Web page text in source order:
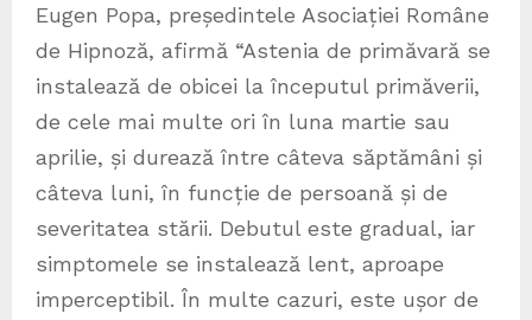
Eugen Popa, președintele Asociației Române
de Hipnoză, afirmă “Astenia de primăvară se
instalează de obicei la începutul primăverii,
de cele mai multe ori în luna martie sau
aprilie, și durează între câteva săptămâni și
câteva luni, în funcție de persoană și de
severitatea stării. Debutul este gradual, iar
simptomele se instalează lent, aproape
imperceptibil. În multe cazuri, este ușor de